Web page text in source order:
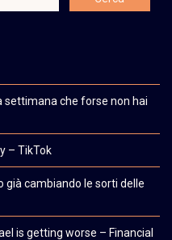
settimana che forse non hai
– TikTok
già cambiando le sorti delle
is getting worse – Financial